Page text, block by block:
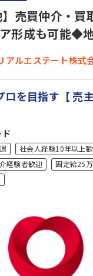
】売買仲介・
形成も可能◆
アルエステート株式
ロを目指す【 売
社会人経験10年以上
経験者歓迎
固定給25